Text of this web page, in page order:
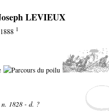
LEVIEUX
1
n. 1828 - d. ?